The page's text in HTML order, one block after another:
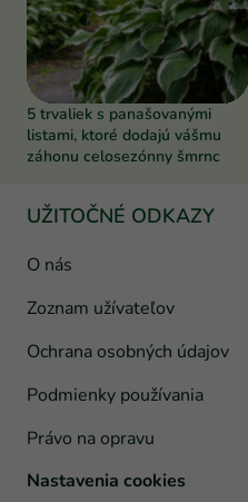
5 trvaliek s panašovanými
listami, ktoré dodajú vášmu
záhonu celosezónny šmrnc
UŽITOČNÉ ODKAZY
O nás
Zoznam užívateľov
Ochrana osobných údajov
Podmienky používania
Právo na opravu
Nastavenia cookies